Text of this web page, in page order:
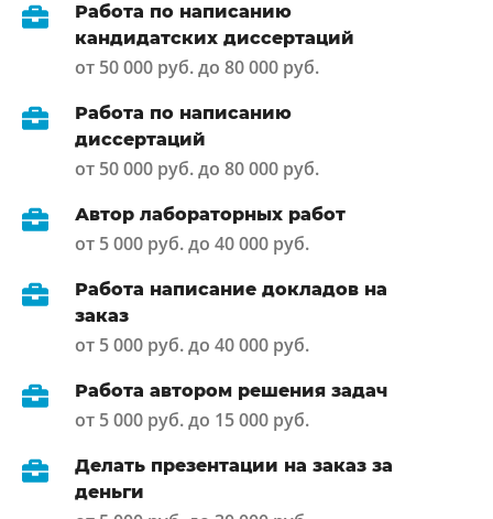
Работа по написанию
кандидатских диссертаций
от 50 000 руб. до 80 000 руб.
Работа по написанию
диссертаций
от 50 000 руб. до 80 000 руб.
Автор лабораторных работ
от 5 000 руб. до 40 000 руб.
Работа написание докладов на
заказ
от 5 000 руб. до 40 000 руб.
Работа автором решения задач
от 5 000 руб. до 15 000 руб.
Делать презентации на заказ за
деньги